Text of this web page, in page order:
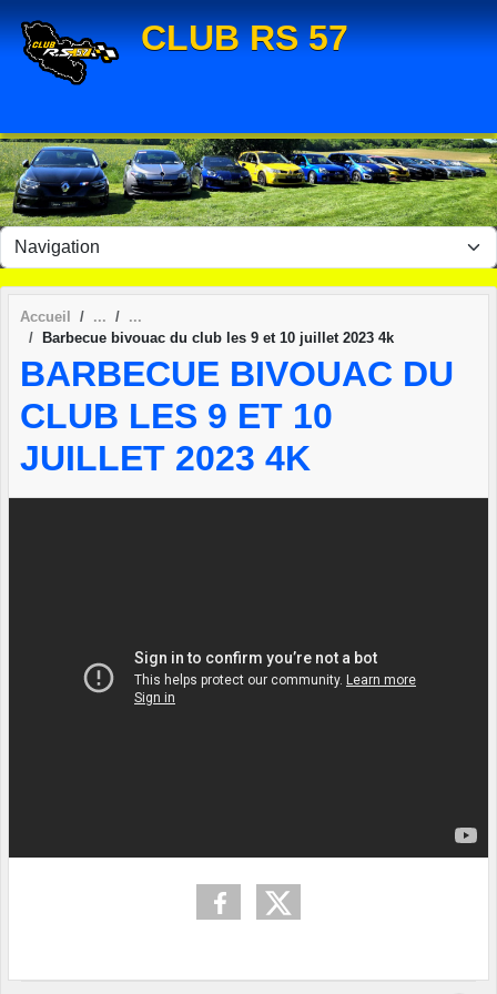
CLUB RS 57
Accueil
Barbecue bivouac du club les 9 et 10 juillet 2023 4k
BARBECUE BIVOUAC DU
CLUB LES 9 ET 10
JUILLET 2023 4K